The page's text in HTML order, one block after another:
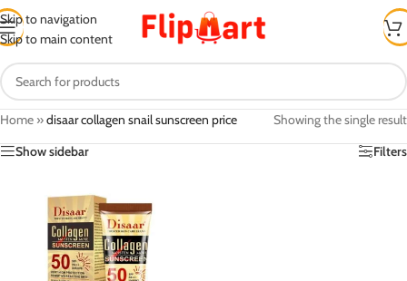
Skip to navigation
Skip to main content
Home »disaar collagen snail sunscreen price
Showing the single result
Show sidebar
Filters